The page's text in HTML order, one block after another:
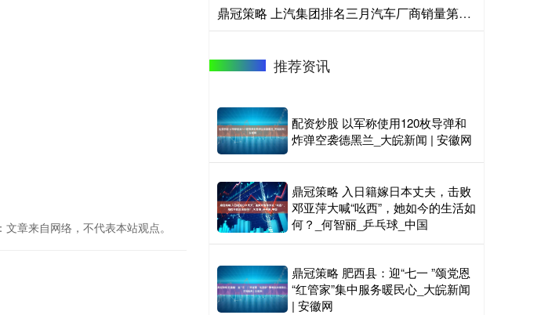
章来自网络，不代表本站观点。
鼎冠策略 上汽集团排名三月汽车厂商销量第一为何遭遇质疑，质疑是否合理?
推荐资讯
配资炒股 以军称使用120枚导弹和
炸弹空袭德黑兰_大皖新闻 | 安徽网
鼎冠策略 入日籍嫁日本丈夫，击败
邓亚萍大喊“吆西”，她如今的生活如
何？_何智丽_乒乓球_中国
鼎冠策略 肥西县：迎“七一 ”颂党恩
“红管家”集中服务暖民心_大皖新闻
| 安徽网